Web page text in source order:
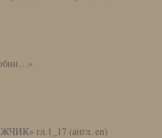
гл.1_17 (англ. en)